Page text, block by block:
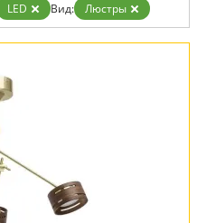
LED Вид: Люстры